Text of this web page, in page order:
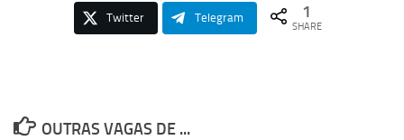
Twitter Telegram 1
SHARE
OUTRAS VAGAS DE ...